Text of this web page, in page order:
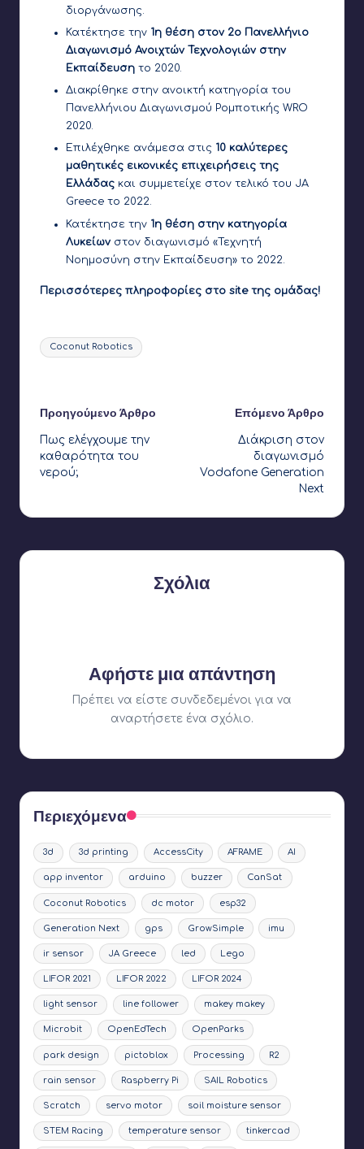
διοργάνωσης.
Κατέκτησε την 1η θέση στον 2ο Πανελλήνιο
Διαγωνισμό Ανοιχτών Τεχνολογιών στην
Εκπαίδευση το 2020.
Διακρίθηκε στην ανοικτή κατηγορία του
Πανελλήνιου Διαγωνισμού Ρομποτικής WRO
2020.
Επιλέχθηκε ανάμεσα στις 10 καλύτερες
μαθητικές εικονικές επιχειρήσεις της
Ελλάδας και συμμετείχε στον τελικό του JA
Greece το 2022.
Κατέκτησε την 1η θέση στην κατηγορία
Λυκείων στον διαγωνισμό «Τεχνητή
Νοημοσύνη στην Εκπαίδευση» το 2022.
Περισσότερες πληροφορίες στο site της ομάδας!
Ετικέτες:
Coconut Robotics
Πλοήγηση
δημοσιεύσεων
Προηγούμενο Άρθρο
Πως ελέγχουμε την
καθαρότητα του
νερού;
Επόμενο Άρθρο
Διάκριση στον
διαγωνισμό
Vodafone Generation
Next
Σχόλια
Αφήστε μια απάντηση
Πρέπει να είστε συνδεδεμένοι για να
αναρτήσετε ένα σχόλιο.
Περιεχόμενα
3d 3d printing AccessCity AFRAME AI
app inventor arduino buzzer CanSat
Coconut Robotics dc motor esp32
Generation Next gps GrowSimple imu
ir sensor JA Greece led Lego
LIFOR 2021 LIFOR 2022 LIFOR 2024
light sensor line follower makey makey
Microbit OpenEdTech OpenParks
park design pictoblox Processing R2
rain sensor Raspberry Pi SAIL Robotics
Scratch servo motor soil moisture sensor
STEM Racing temperature sensor tinkercad